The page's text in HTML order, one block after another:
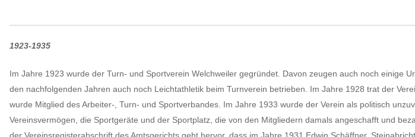
1923-1935
Im Jahre 1923 wurde der Turn- und Sportverein Welchweiler gegründet. Davon zeugen auch noch einige
den nachfolgenden Jahren auch noch Leichtathletik beim Turnverein betrieben. Im Jahre 1928 trat der
wurde Mitglied des Arbeiter-, Turn- und Sportverbandes. Im Jahre 1933 wurde der Verein als politisch
Vereinsvermögen, die Sportgeräte und der Sportplatz, die von den Mitgliedern damals angeschafft und
der Vereinsregisterabschrift des Amtsgerichts geht hervor, dass im Jahre 1931 Edwin Schäffner,